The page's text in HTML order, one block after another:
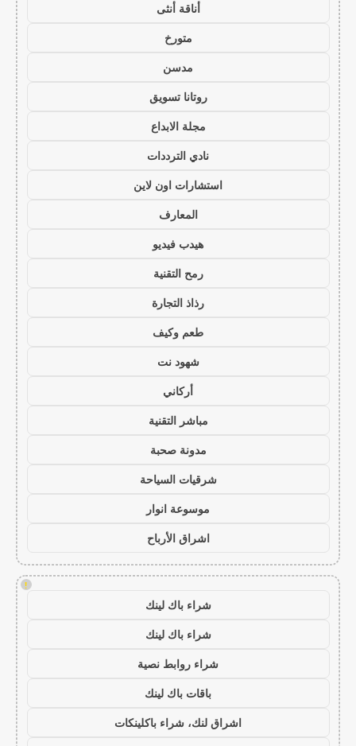
أناقة أنثى
متورخ
مدسن
روتانا تسويق
مجلة الابداع
نادي الترددات
استشارات اون لاين
المعارف
هيدب فيديو
رمح التقنية
رذاذ التجارة
طعم وكيف
شهود نت
أركاني
مباشر التقنية
مدونة صحبة
شرقيات السياحة
موسوعة انوار
اشراق الأرباح
!
شراء باك لينك
شراء باك لينك
شراء روابط نصية
باقات باك لينك
اشراق لنك، شراء باكلينكات